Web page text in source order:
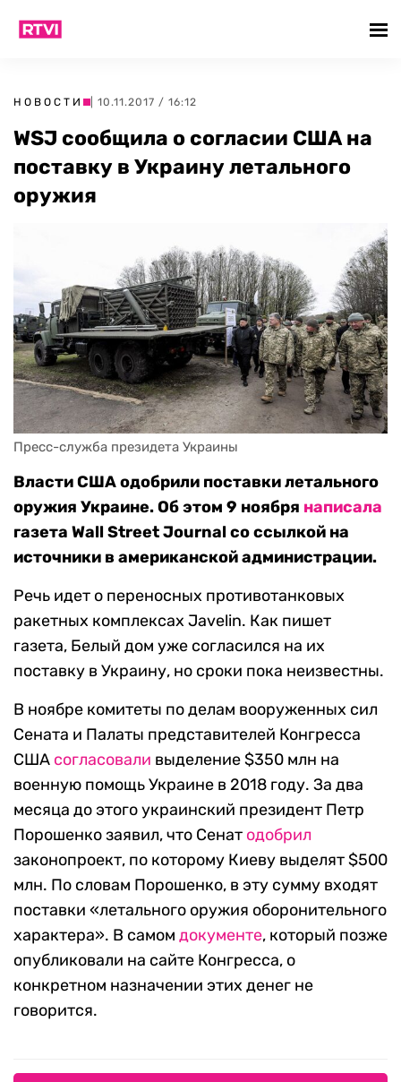
НОВОСТИ | 10.11.2017 / 16:12
WSJ сообщила о согласии США на
поставку в Украину летального
оружия
Пресс-служба президета Украины
Власти США одобрили поставки летального
оружия Украине. Об этом 9 ноября написала
газета Wall Street Journal со ссылкой на
источники в американской администрации.
Речь идет о переносных противотанковых
ракетных комплексах Javelin. Как пишет
газета, Белый дом уже согласился на их
поставку в Украину, но сроки пока неизвестны.
В ноябре комитеты по делам вооруженных сил
Сената и Палаты представителей Конгресса
США согласовали выделение $350 млн на
военную помощь Украине в 2018 году. За два
месяца до этого украинский президент Петр
Порошенко заявил, что Сенат одобрил
законопроект, по которому Киеву выделят $500
млн. По словам Порошенко, в эту сумму входят
поставки «летального оружия оборонительного
характера». В самом документе, который позже
опубликовали на сайте Конгресса, о
конкретном назначении этих денег не
говорится.